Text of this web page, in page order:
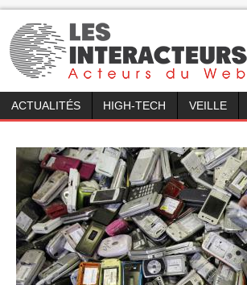
ACTUALITÉS HIGH-TECH VEILLE